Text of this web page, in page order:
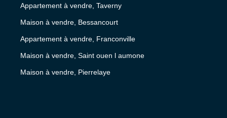
Appartement à vendre, Taverny
Maison à vendre, Bessancourt
Appartement à vendre, Franconville
Maison à vendre, Saint ouen l aumone
Maison à vendre, Pierrelaye